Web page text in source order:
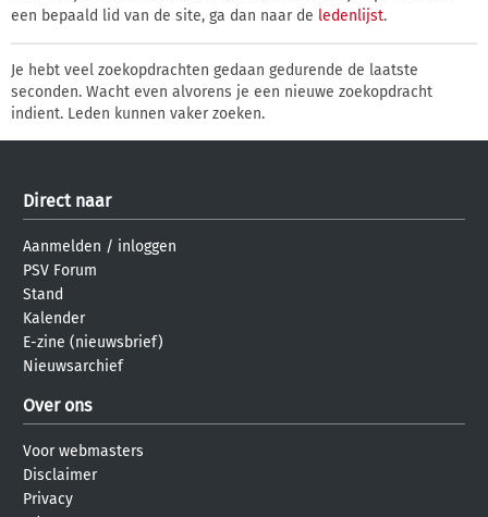
een bepaald lid van de site, ga dan naar de ledenlijst.
Je hebt veel zoekopdrachten gedaan gedurende de laatste
seconden. Wacht even alvorens je een nieuwe zoekopdracht
indient. Leden kunnen vaker zoeken.
Direct naar
Aanmelden / inloggen
PSV Forum
Stand
Kalender
E-zine (nieuwsbrief)
Nieuwsarchief
Over ons
Voor webmasters
Disclaimer
Privacy